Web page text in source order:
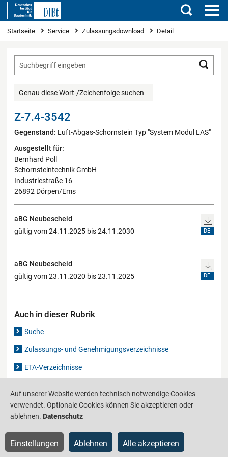
Suchen
Sie sind hier
Startseite Service Zulassungsdownload Detail
Genau diese Wort-/Zeichenfolge suchen
Z-7.4-3542
Gegenstand: Luft-Abgas-Schornstein Typ "System Modul LAS"
Ausgestellt für:
Bernhard Poll
Schornsteintechnik GmbH
Industriestraße 16
26892 Dörpen/Ems
aBG Neubescheid
gültig vom 24.11.2025 bis 24.11.2030
DE
aBG Neubescheid
gültig vom 23.11.2020 bis 23.11.2025
DE
Auch in dieser Rubrik
Suche
Zulassungs- und Genehmigungsverzeichnisse
ETA-Verzeichnisse
Produktinformationsstelle für das Bauwesen
Barrierefreiheit Datenschutz Impressum Sitemap
Auf unserer Website werden technisch notwendige Cookies
verwendet. Optionale Cookies können Sie akzeptieren oder
ablehnen. Datenschutz
Einstellungen Ablehnen Alle akzeptieren